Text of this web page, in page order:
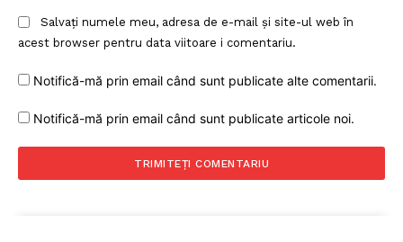
Salvați numele meu, adresa de e-mail și site-ul web în
acest browser pentru data viitoare i comentariu.
Notifică-mă prin email când sunt publicate alte comentarii.
Notifică-mă prin email când sunt publicate articole noi.